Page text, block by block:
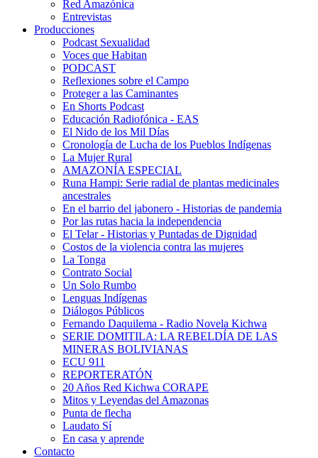
Red Amazónica
Entrevistas
Producciones
Podcast Sexualidad
Voces que Habitan
PODCAST
Reflexiones sobre el Campo
Proteger a las Caminantes
En Shorts Podcast
Educación Radiofónica - EAS
El Nido de los Mil Días
Cronología de Lucha de los Pueblos Indígenas
La Mujer Rural
AMAZONÍA ESPECIAL
Runa Hampi: Serie radial de plantas medicinales
ancestrales
En el barrio del jabonero - Historias de pandemia
Por las rutas hacia la independencia
El Telar - Historias y Puntadas de Dignidad
Costos de la violencia contra las mujeres
La Tonga
Contrato Social
Un Solo Rumbo
Lenguas Indígenas
Diálogos Públicos
Fernando Daquilema - Radio Novela Kichwa
SERIE DOMITILA: LA REBELDÍA DE LAS
MINERAS BOLIVIANAS
ECU 911
REPORTERATÓN
20 Años Red Kichwa CORAPE
Mitos y Leyendas del Amazonas
Punta de flecha
Laudato Sí
En casa y aprende
Contacto